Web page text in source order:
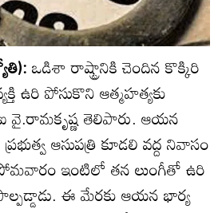
ఒడిశా రాష్ట్రానికి చెందిన కొక్కిరి
ఉరి పోసుకొని ఆత్మహత్యకు
వై.రామకృష్ణ తెలిపారు. ఆయన
ఆసుపత్రి కూడలి వద్ద నివాసం
సోమవారం ఇంటిలో తన లుంగీతో ఉరి
ఈ మేరకు ఆయన భార్య